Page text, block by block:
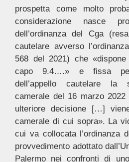
prospetta come molto
considerazione nasce
dell’ordinanza del Cga
cautelare avverso
568 del 2021) che
capo 9.4….» e fissa
dell’appello cautelare la
camerale del 16 marzo 2022
ulteriore decisione […]
camerale di cui sopra». La
cui va collocata l’ordinanza
provvedimento adottato
Palermo nei confronti di